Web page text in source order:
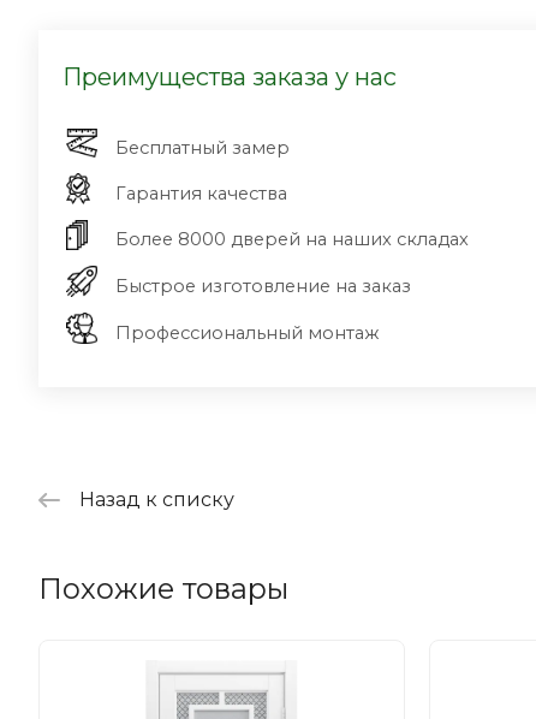
Преимущества заказа у нас
Бесплатный замер
Гарантия качества
Более 8000 дверей на наших складах
Быстрое изготовление на заказ
Профессиональный монтаж
Назад к списку
Похожие товары